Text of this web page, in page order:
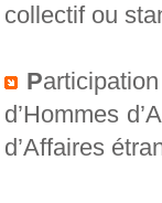
collectif ou
P
d’Hommes
d’Affaires